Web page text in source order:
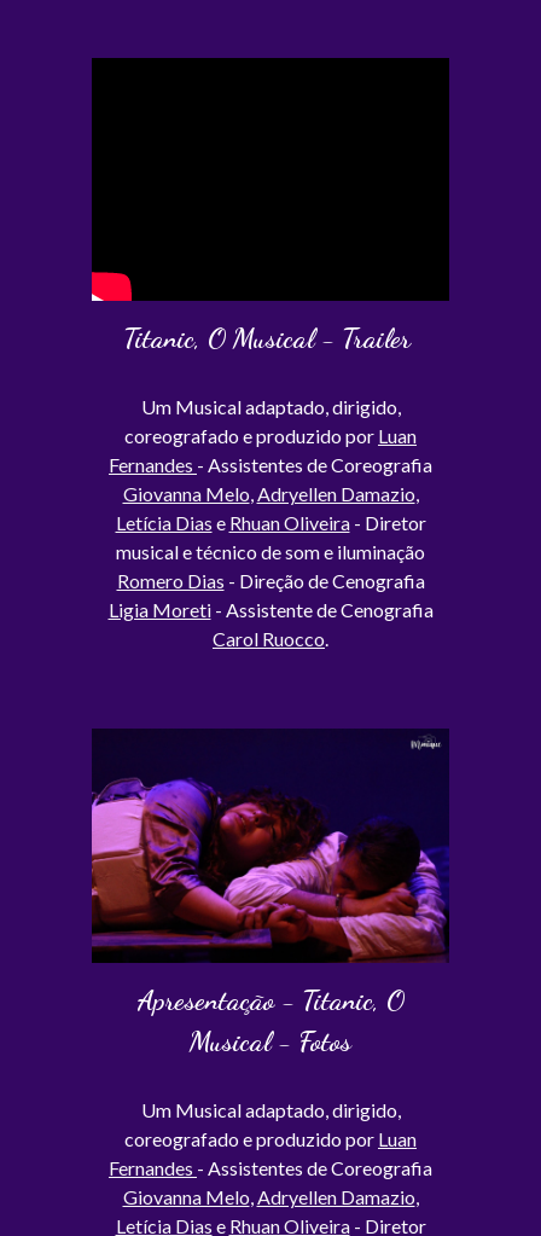
Titanic, O Musical - Trailer
Um Musical adaptado, dirigido,
coreografado e produzido por Luan
Fernandes - Assistentes de Coreografia
Giovanna Melo, Adryellen Damazio,
Letícia Dias e Rhuan Oliveira- Diretor
musical e técnico de som e iluminação
Romero Dias - Direção de Cenografia
Ligia Moreti- Assistente de Cenografia
Carol Ruocco
Apresentação - Titanic, O
Musical - Fotos
Um Musical adaptado, dirigido,
coreografado e produzido por Luan
Fernandes - Assistentes de Coreografia
Giovanna Melo, Adryellen Damazio,
Letícia Dias e Rhuan Oliveira- Diretor